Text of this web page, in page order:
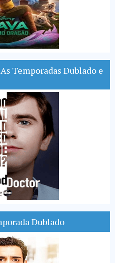
Temporadas Dublado e
Dublado